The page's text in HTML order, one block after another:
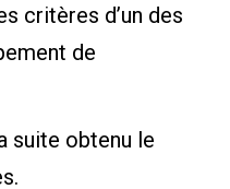
critères d’un des
de
suite obtenu le